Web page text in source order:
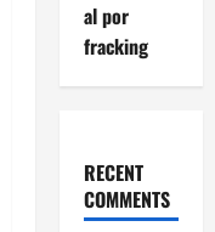
al por
fracking
RECENT
COMMENTS